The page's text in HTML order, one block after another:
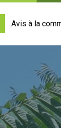
Avis à la